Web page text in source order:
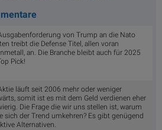
von Trump an die Nato
treibt die Defense Titel, allen voran
an. Die Branche bleibt auch für 2025
Pick!
läuft seit 2006 mehr oder weniger
somit ist es mit dem Geld verdienen eher
Die Frage die wir uns stellen ist, warum
sich der Trend umkehren? Es gibt genügend
Alternativen.